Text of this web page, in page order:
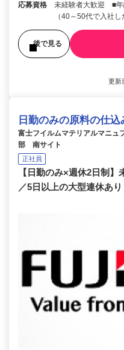
応募資格
未経験者大歓迎 ■年
（40～50代で入社
後で見る
更新
日勤のみの原料の仕込
富士フイルムマテリアルマニ
部 南サイト
正社員
【日勤のみ×週休2日制
／5日以上の大型連休あり